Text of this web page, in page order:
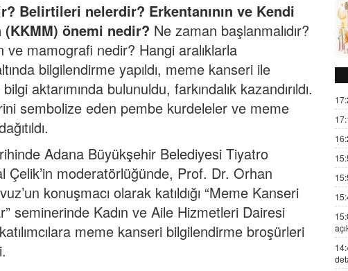
Belirtileri nelerdir? Erkentanının ve Kendi
önemi nedir? Ne zaman başlanmalıdır?
ve mamografi nedir? Hangi aralıklarla
bilgilendirme yapıldı, meme kanseri ile
aktarımında bulunuldu, farkındalık kazandırıldı.
sembolize eden pembe kurdeleler ve meme
Adana Büyükşehir Belediyesi Tiyatro
Çelik’in moderatörlüğünde, Prof. Dr. Orhan
konuşmacı olarak katıldığı “Meme Kanseri
seminerinde Kadın ve Aile Hizmetleri Dairesi
meme kanseri bilgilendirme broşürleri